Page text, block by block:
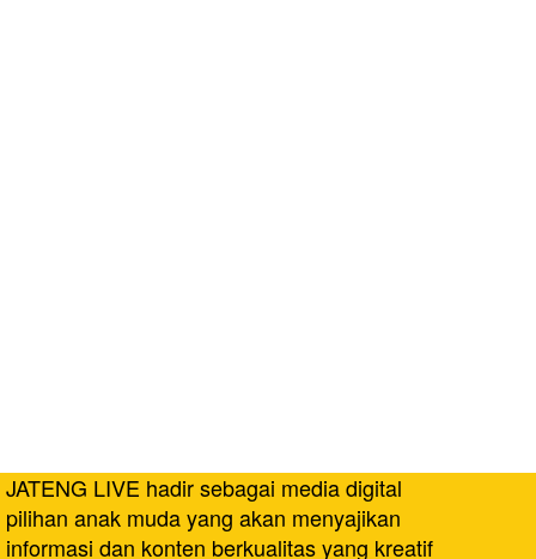
JATENG LIVE hadir sebagai media digital
pilihan anak muda yang akan menyajikan
informasi dan konten berkualitas yang kreatif